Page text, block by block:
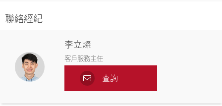
聯絡經紀
李立燦
客戶服務主任
查詢